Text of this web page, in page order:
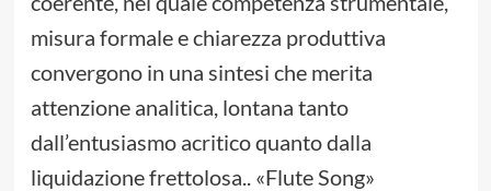
misura formale e chiarezza produttiva
convergono in una sintesi che merita
attenzione analitica, lontana tanto
dall’entusiasmo acritico quanto dalla
liquidazione frettolosa.. «Flute Song»